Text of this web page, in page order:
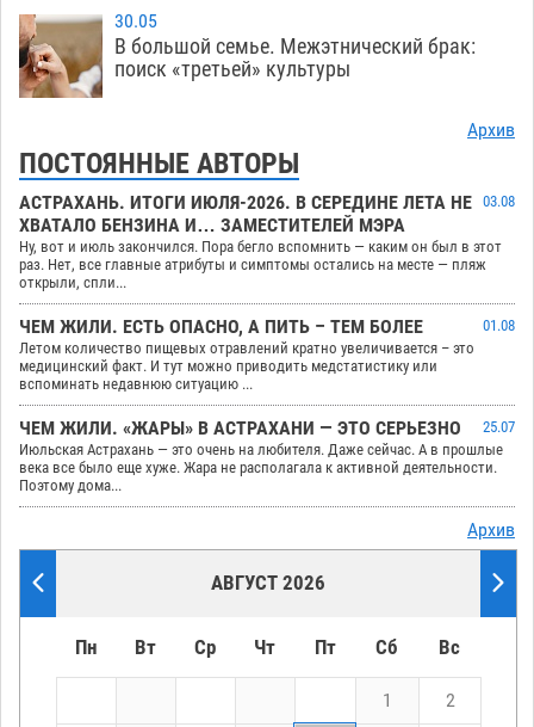
30.05
В большой семье. Межэтнический брак:
поиск «третьей» культуры
Архив
ПОСТОЯННЫЕ АВТОРЫ
АСТРАХАНЬ. ИТОГИ ИЮЛЯ-2026. В СЕРЕДИНЕ ЛЕТА НЕ
ХВАТАЛО БЕНЗИНА И… ЗАМЕСТИТЕЛЕЙ МЭРА
03.08
Ну, вот и июль закончился. Пора бегло вспомнить — каким он был в этот
раз. Нет, все главные атрибуты и симптомы остались на месте — пляж
открыли, спли...
ЧЕМ ЖИЛИ. ЕСТЬ ОПАСНО, А ПИТЬ – ТЕМ БОЛЕЕ
01.08
Летом количество пищевых отравлений кратно увеличивается – это
медицинский факт. И тут можно приводить медстатистику или
вспоминать недавнюю ситуацию ...
ЧЕМ ЖИЛИ. «ЖАРЫ» В АСТРАХАНИ — ЭТО СЕРЬЕЗНО
25.07
Июльская Астрахань — это очень на любителя. Даже сейчас. А в прошлые
века все было еще хуже. Жара не располагала к активной деятельности.
Поэтому дома...
Архив
АВГУСТ 2026
Пн Вт Ср Чт Пт Сб Вс
1 2